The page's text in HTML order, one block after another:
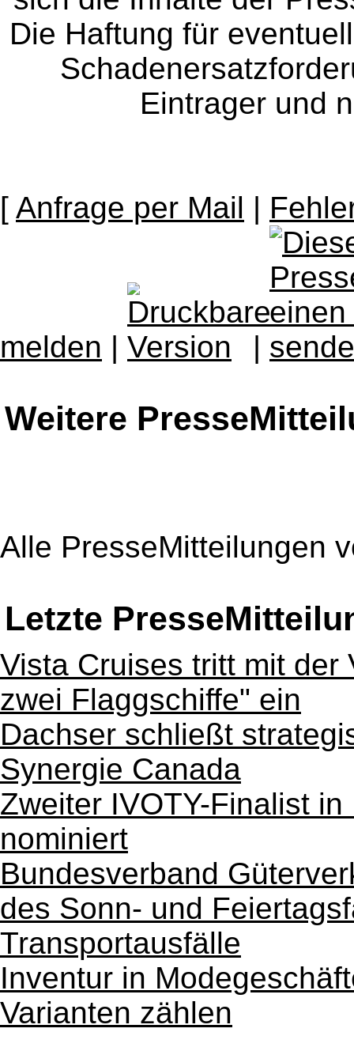
Die Haftung für
Eintrager und
[ Anfrage per Mail |
melden | |
Weitere
Alle PresseMitteilungen
Letzte
Vista Cruises tritt mit der
zwei Flaggschiffe" ein
Dachser schließt
Synergie Canada
Zweiter IVOTY-Finalist
nominiert
Bundesverband
des Sonn- und
Transportausfälle
Inventur in
Varianten zählen